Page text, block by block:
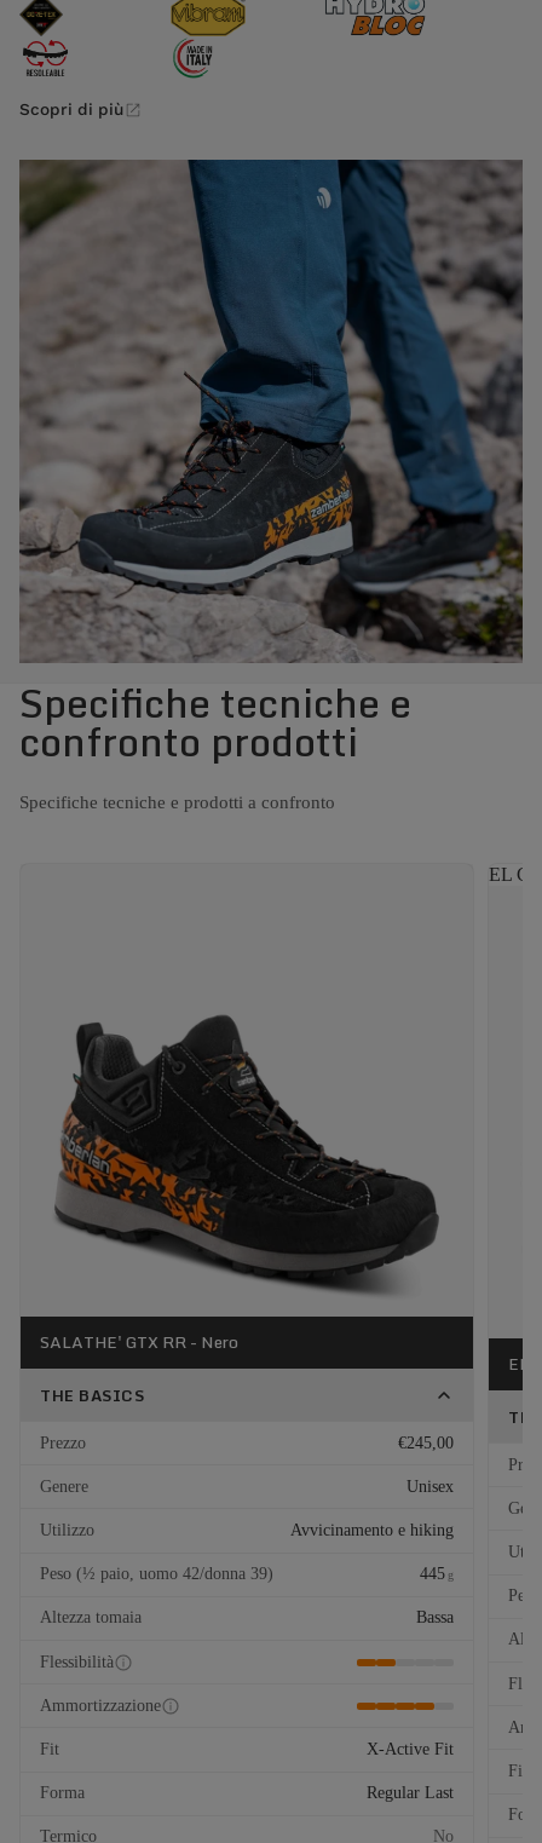
Scopri di più
Specifiche tecniche e
confronto prodotti
Specifiche tecniche e prodotti a confronto
SALATHE' GTX RR - Nero
THE BASICS
Prezzo €245,00
Genere Unisex
Utilizzo Avvicinamento e hiking
Peso (½ paio, uomo 42/donna 39) 445 g
Altezza tomaia Bassa
Flessibilità
Ammortizzazione
Fit X-Active Fit
Forma Regular Last
Termico No
EL
EL
Fit